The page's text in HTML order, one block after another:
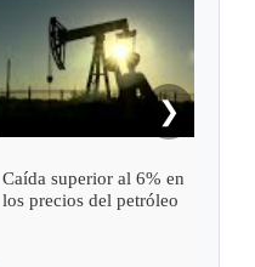
Caída superior al 6% en
los precios del petróleo
❯